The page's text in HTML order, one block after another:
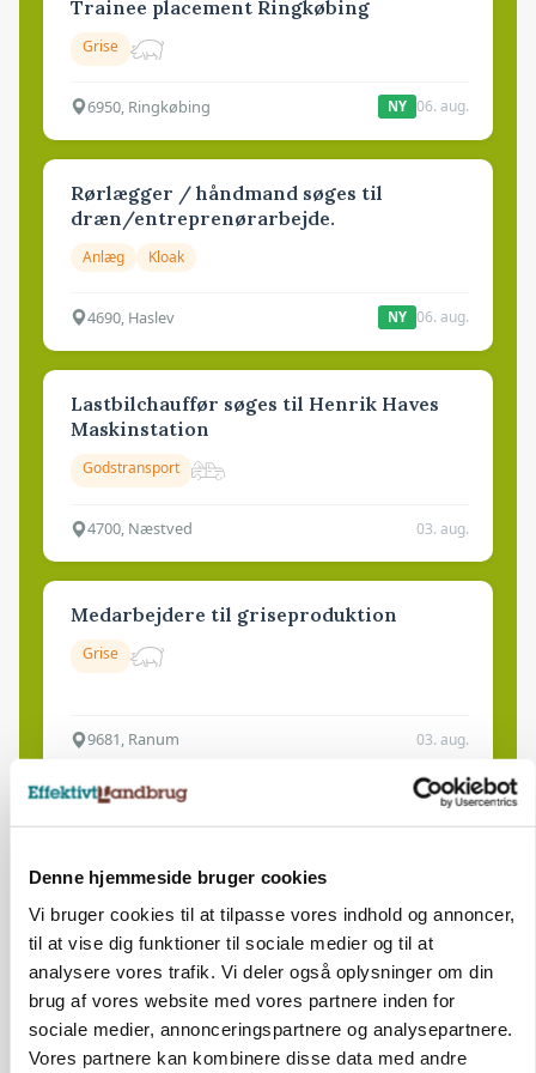
Denne hjemmeside bruger cookies
Vi bruger cookies til at tilpasse vores indhold og annoncer,
til at vise dig funktioner til sociale medier og til at
analysere vores trafik. Vi deler også oplysninger om din
brug af vores website med vores partnere inden for
sociale medier, annonceringspartnere og analysepartnere.
Vores partnere kan kombinere disse data med andre
Trainee placement Ringkøbing
Grise
6950, Ringkøbing NY 06. aug.
Rørlægger / håndmand søges til
dræn/entreprenørarbejde.
Anlæg Kloak
4690, Haslev NY 06. aug.
Lastbilchauffør søges til Henrik Haves
Maskinstation
Godstransport
4700, Næstved 03. aug.
Medarbejdere til griseproduktion
Grise
9681, Ranum 03. aug.
Kalvepasser til ejendom i udvikling søges
6392, Bolderslev 03. aug.
Leder til klimastald